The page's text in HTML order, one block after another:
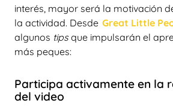
interés, mayor será la motivación
la actividad. Desde Great Little
algunos tipsque impulsarán el
más peques:
Participa activamente en la
del video